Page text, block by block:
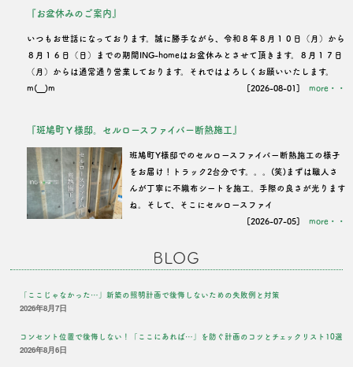
『お盆休みのご案内』
いつもお世話になっております。誠に勝手ながら、令和８年８月１０日（月）から
８月１６日（日）までの期間ING-homeはお盆休みとさせて頂きます。８月１７日
（月）からは通常通り営業しております。それではよろしくお願いいたします。
m(__)m [2026-08-01] more・・
『斑鳩町Ｙ様邸。セルロースファイバー断熱施工』
班鳩町Y様邸でのセルロースファイバー断熱施工の様子
をお届け！トラック2台分です。。。(笑)まずは職人さ
んが丁寧に不織布シートを施工。手際の良さが光ります
ね。そして、そこにセルロースファイ
[2026-07-05] more・・
BLOG
「ここじゃなかった…」新築の照明計画で後悔しないための失敗例と対策
2026年8月7日
コンセント位置で後悔しない！「ここにあれば…」を防ぐ計画のコツとチェックリスト10選
2026年8月6日